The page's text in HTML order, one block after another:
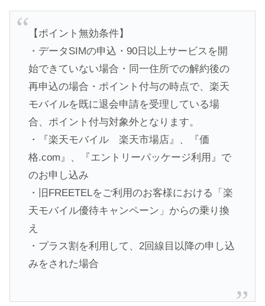
【ポイント無効条件】
・データSIMの申込・90日以上サービスを開
始できていない場合・同一住所での解約後の
再申込の場合・ポイント付与の時点で、楽天
モバイルを既に退会申請を受理している場
合、ポイント付与対象外となります。
・『楽天モバイル 楽天市場店』、『価
格.com』、『エントリーパッケージ利用』で
のお申し込み
・旧FREETELをご利用のお客様における「楽
天モバイル優待キャンペーン」からの乗り換
え
・プラス割を利用して、2回線目以降の申し込
みをされた場合